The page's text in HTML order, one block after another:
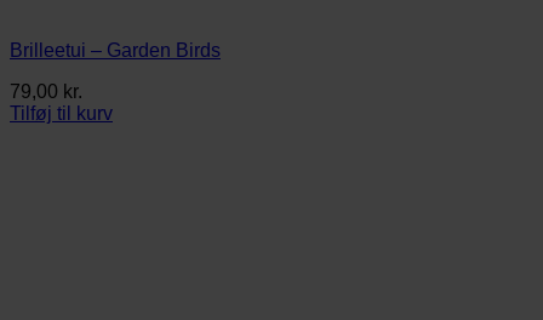
Brilleetui – Garden Birds
79,00 kr.
Tilføj til kurv